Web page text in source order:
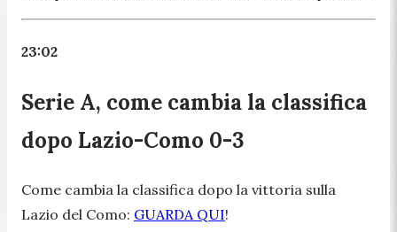
23:02
Serie A, come cambia la classifica
dopo Lazio-Como 0-3
Come cambia la classifica dopo la vittoria sulla
Lazio del Como: GUARDA QUI!